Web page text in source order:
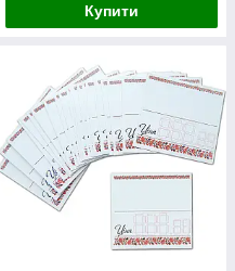
Купити